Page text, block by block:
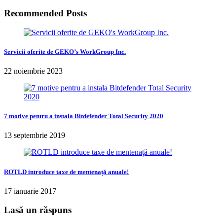
Recommended Posts
Servicii oferite de GEKO’s WorkGroup Inc.
22 noiembrie 2023
7 motive pentru a instala Bitdefender Total Security 2020
13 septembrie 2019
ROTLD introduce taxe de mentenață anuale!
17 ianuarie 2017
Lasă un răspuns